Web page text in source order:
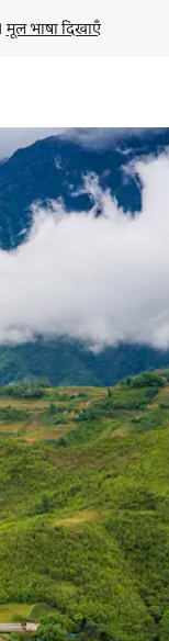
मूल भाषा दिखाएँ
एक्सप्लोर करें।